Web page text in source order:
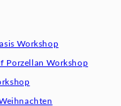
Workshop
Porzellan Workshop